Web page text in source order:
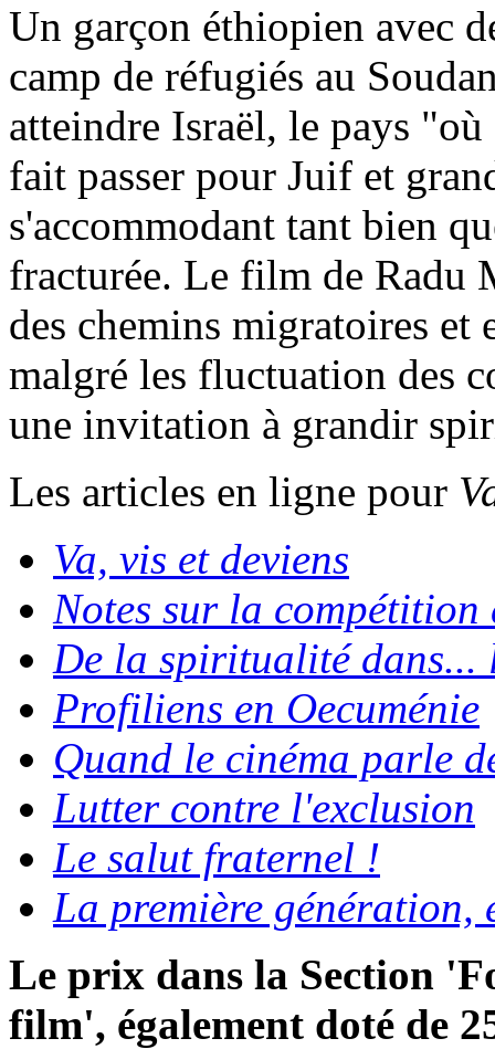
Un garçon éthiopien avec
camp de réfugiés au
atteindre Israël, le pays
fait passer pour Juif et
s'accommodant tant bien
fracturée. Le film de Radu
des chemins migratoires et
malgré les fluctuation des
une invitation à grandir
Les articles en ligne pour
Va, vis et deviens
Notes sur la compétition
De la spiritualité dans...
Profiliens en Oecuménie
Quand le cinéma parle
Lutter contre l'exclusion
Le salut fraternel !
La première génération,
Le prix dans la Section
film', également doté de